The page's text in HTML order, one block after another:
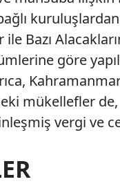
Bazı
göre
mükellefler
vergi ve